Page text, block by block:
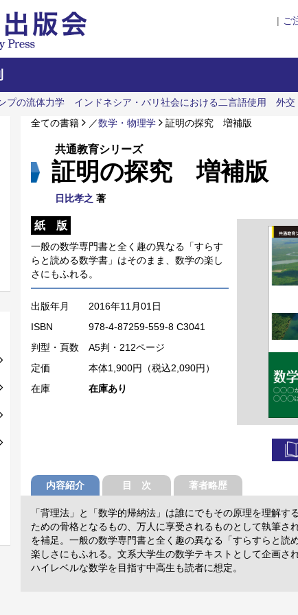
| ご
プの流体力学 インドネシア・バリ社会における二言語使用 外交
全ての書籍 ／数学・物理学 証明の探究 増補版
共通教育シリーズ
証明の探究 増補版
日比孝之 著
紙 版
一般の数学専門書と全く趣の異なる「すらす
らと読める数学書」はそのまま、数学の楽し
さにもふれる。
出版年月
2016年11月01日
ISBN
978-4-87259-559-8 C3041
判型・頁数 A5判・212ページ
定価
本体1,900円（税込2,090円）
在庫
在庫あり
内容紹介 目 次 著者略歴
「背理法」と「数学的帰納法」は誰にでもその原理を理解す
ための骨格となるもの、万人に享受されるものとして執筆さ
を補足。一般の数学専門書と全く趣の異なる「すらすらと読
楽しさにもふれる。文系大学生の数学テキストとして企画さ
ハイレベルな数学を目指す中高生も読者に想定。